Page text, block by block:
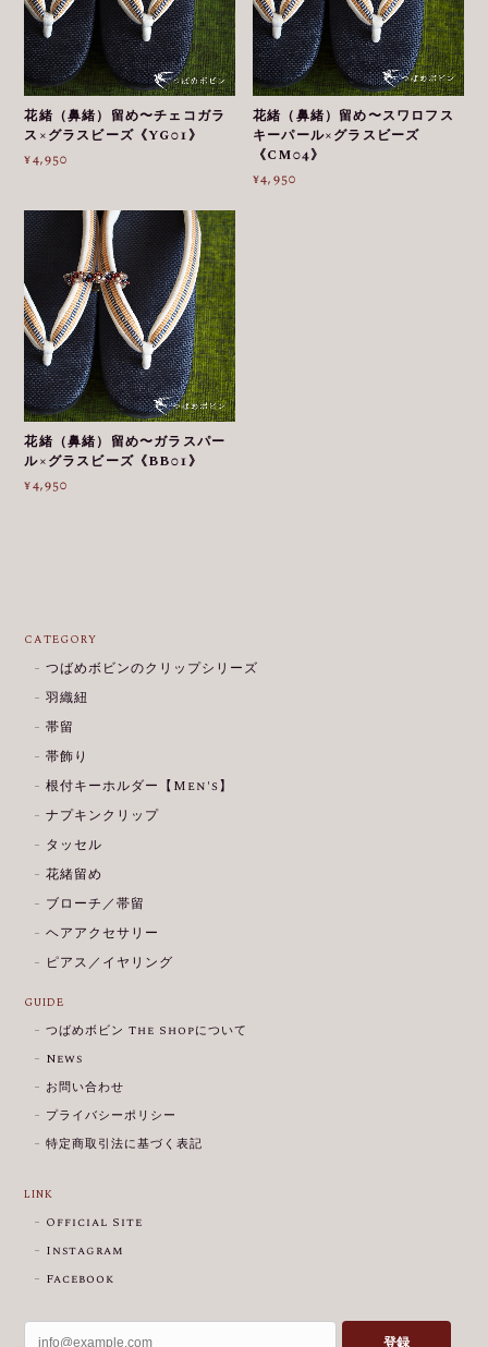
花緒（鼻緒）留め〜チェコガラ
ス×グラスビーズ《YG01》
¥4,950
花緒（鼻緒）留め〜スワロフス
キーパール×グラスビーズ
《CM04》
¥4,950
花緒（鼻緒）留め〜ガラスパー
ル×グラスビーズ《BB01》
¥4,950
CATEGORY
つばめボビンのクリップシリーズ
羽織紐
帯留
帯飾り
根付キーホルダー【Men's】
ナプキンクリップ
タッセル
花緒留め
ブローチ／帯留
ヘアアクセサリー
ピアス／イヤリング
GUIDE
つばめボビン The Shopについて
News
お問い合わせ
プライバシーポリシー
特定商取引法に基づく表記
LINK
Official Site
Instagram
Facebook
登録